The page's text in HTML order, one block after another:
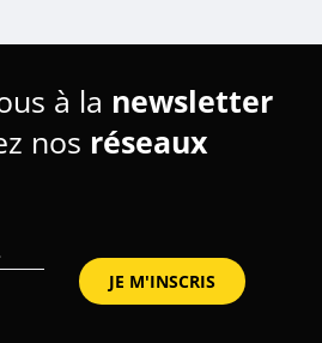
à la newsletter
nos réseaux